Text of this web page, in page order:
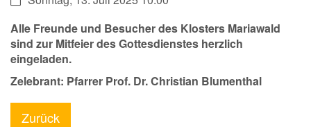
Alle Freunde und Besucher des Klosters Mariawald
sind zur Mitfeier des Gottesdienstes herzlich
eingeladen.
Zelebrant: Pfarrer Prof. Dr. Christian Blumenthal
Zurück